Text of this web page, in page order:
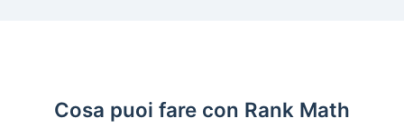
Cosa puoi fare con Rank Math